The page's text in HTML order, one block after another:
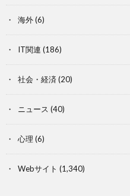
海外(6)
IT関連 (186)
社会・経済 (20)
ニュース (40)
心理 (6)
Webサイト (1,340)